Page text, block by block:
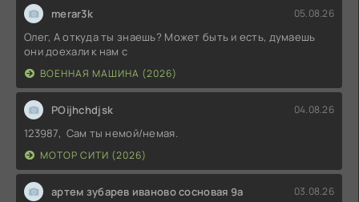
merar3k 05.08.26
Олег, А откуда ты знаешь? Может быть и есть, думаешь
они доехали к нам с
ВОЕННАЯ МАШИНА (2026)
POijhchdjsk 04.08.26
123987, Сам ты немой/немая.
МОТОР СИТИ (2026)
артем зубарев иваново сосновая 9а 03.08.26